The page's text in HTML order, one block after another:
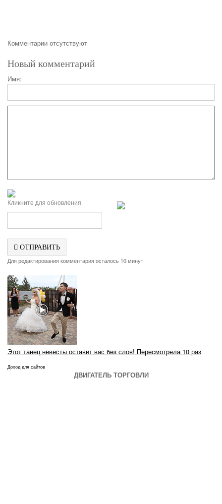
Комментарии отсутствуют
Новый комментарий
Имя:
Кликните для обновления
ОТПРАВИТЬ
Для редактирования комментария осталось 10 минут
Этот танец невесты оставит вас без слов! Пересмотрела 10 раз
Доход для сайтов
ДВИГАТЕЛЬ ТОРГОВЛИ